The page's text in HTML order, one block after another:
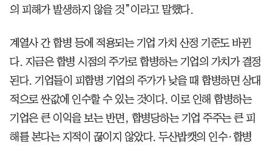
의 피해가 발생하지 않을 것”이라고 말했다.
계열사 간 합병 등에 적용되는 기업 가치 산정 기준도 바뀐
다. 지금은 합병 시점의 주가로 합병하는 기업의 가치가 결정
된다. 기업들이 피합병 기업의 주가가 낮을 때 합병하면 상대
적으로 싼값에 인수할 수 있는 것이다. 이로 인해 합병하는
기업은 큰 이익을 보는 반면, 합병당하는 기업 주주는 큰 피
해를 본다는 지적이 끊이지 않았다. 두산밥캣의 인수·합병